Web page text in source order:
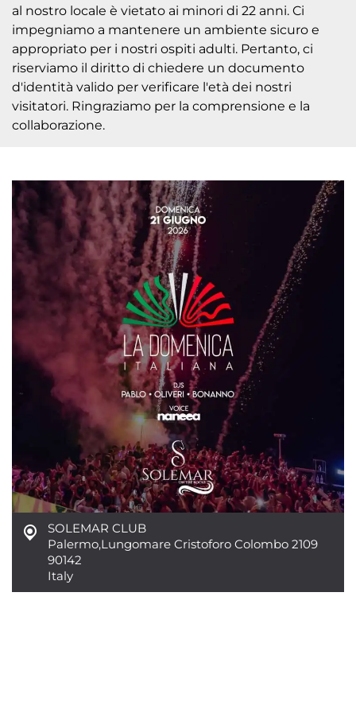
SOLEMAR CLUB
Palermo,Lungomare Cristoforo Colombo 2109
90142
Italy
al nostro locale è vietato ai minori di 22 anni. Ci
impegniamo a mantenere un ambiente sicuro e
appropriato per i nostri ospiti adulti. Pertanto, ci
riserviamo il diritto di chiedere un documento
d'identità valido per verificare l'età dei nostri
visitatori. Ringraziamo per la comprensione e la
collaborazione.